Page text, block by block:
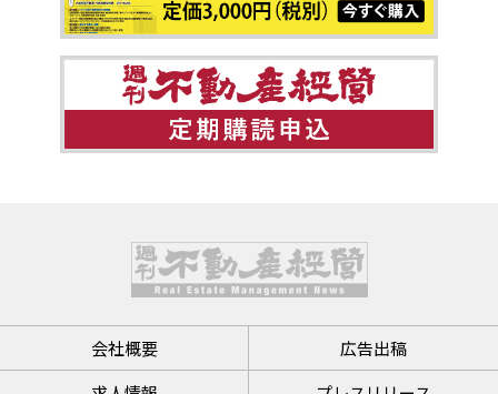
会社概要
広告出稿